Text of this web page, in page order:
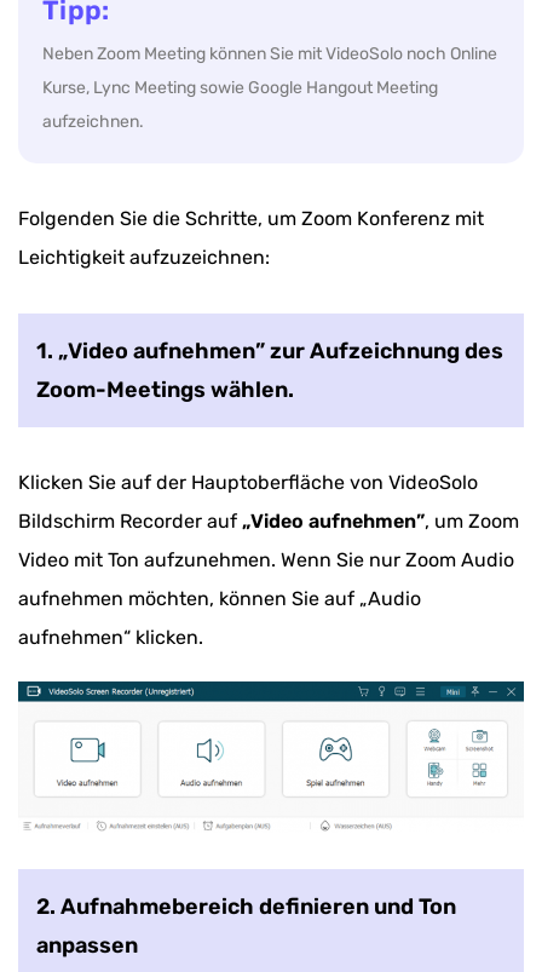
Tipp:
Neben Zoom Meeting können Sie mit VideoSolo noch Online
Kurse, Lync Meeting sowie Google Hangout Meeting
aufzeichnen.
Folgenden Sie die Schritte, um Zoom Konferenz mit
Leichtigkeit aufzuzeichnen:
1. „Video aufnehmen” zur Aufzeichnung des
Zoom-Meetings wählen.
Klicken Sie auf der Hauptoberfläche von VideoSolo
Bildschirm Recorder auf „Video aufnehmen”, um Zoom
Video mit Ton aufzunehmen. Wenn Sie nur Zoom Audio
aufnehmen möchten, können Sie auf „Audio
aufnehmen“ klicken.
2. Aufnahmebereich definieren und Ton
anpassen